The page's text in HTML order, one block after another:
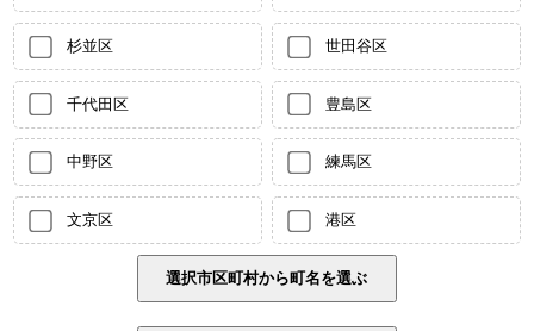
杉並区 世田谷区
千代田区 豊島区
中野区 練馬区
文京区 港区